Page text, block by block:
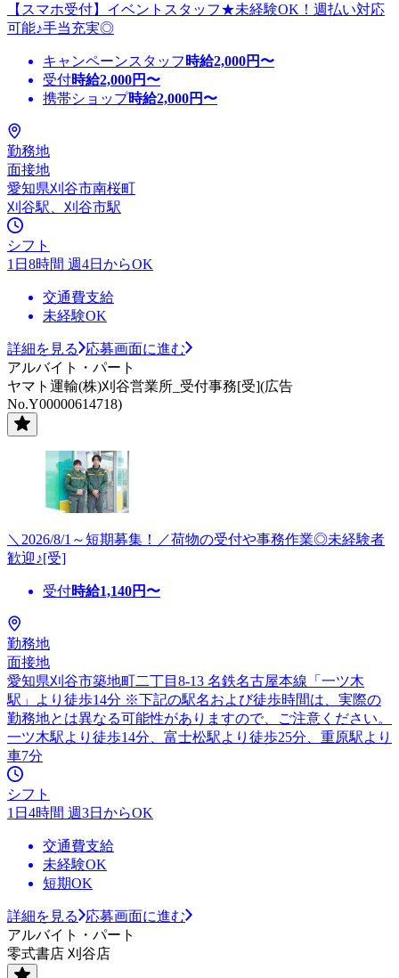
【スマホ受付】イベントスタッフ★未経験OK！週払い対応
可能♪手当充実◎
キャンペーンスタッフ 時給2,000円〜
受付時給2,000円〜
携帯ショップ時給2,000円〜
勤務地
面接地
愛知県刈谷市南桜町
刈谷駅、刈谷市駅
シフト
1日8時間 週4日からOK
交通費支給
未経験OK
詳細を見る
応募画面に進む
アルバイト・パート
ヤマト運輸(株)刈谷営業所_受付事務[受](広告
No.Y00000614718)
＼2026/8/1～短期募集！／荷物の受付や事務作業◎未経験者
歓迎♪[受]
受付時給1,140円〜
勤務地
面接地
愛知県刈谷市築地町二丁目8-13 名鉄名古屋本線「一ツ木
駅」より徒歩14分 ※下記の駅名および徒歩時間は、実際の
勤務地とは異なる可能性がありますので、ご注意ください。
一ツ木駅より徒歩14分、富士松駅より徒歩25分、重原駅より
車7分
シフト
1日4時間 週3日からOK
交通費支給
未経験OK
短期OK
詳細を見る
応募画面に進む
アルバイト・パート
零式書店 刈谷店